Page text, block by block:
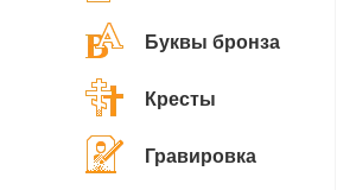
Буквы бронза
Кресты
Гравировка